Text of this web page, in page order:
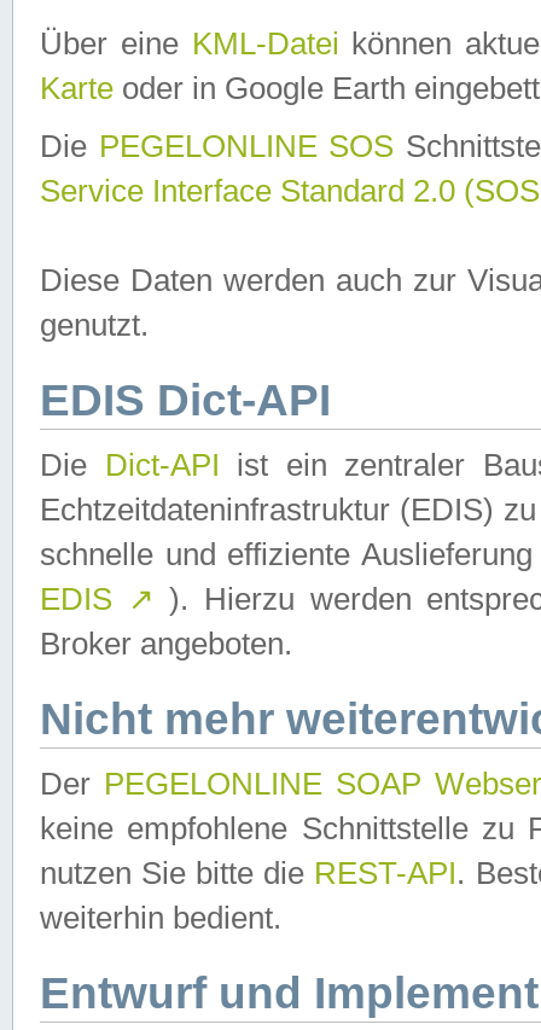
Über eine KML-Datei können
Karte oder in Google Earth
Die PEGELONLINE SOS
Service Interface Standard 2.0
Diese Daten werden auch zur
genutzt.
EDIS Dict-API
Die Dict-API ist ein zentraler
Echtzeitdateninfrastruktur (EDIS)
schnelle und effiziente
EDIS ↗ ). Hierzu werden
Broker angeboten.
Nicht mehr
Der PEGELONLINE SOAP
keine empfohlene Schnittstelle zu
nutzen Sie bitte die REST-API.
weiterhin bedient.
Entwurf und